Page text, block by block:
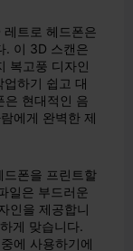
트로 헤드폰은
. 이 3D 스캔은
복고풍 디자인
하기 쉽고 대
은 현대적인 음
에게 완벽한 제
드폰을 프린트할
일은 부드러운
인을 제공합니
게 맞습니다.
에 사용하기에